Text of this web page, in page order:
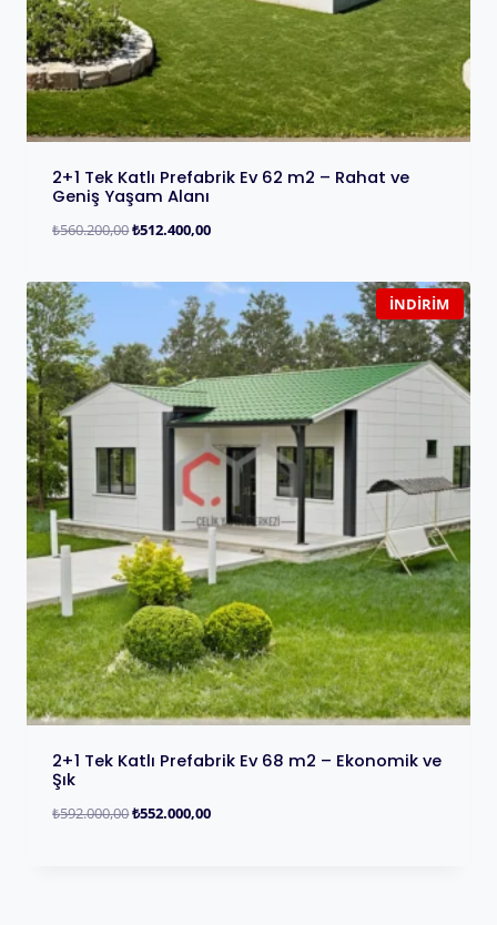
2+1 Tek Katlı Prefabrik Ev 62 m2 – Rahat ve
Geniş Yaşam Alanı
₺560.200,00₺512.400,00
İNDIRIM
2+1 Tek Katlı Prefabrik Ev 68 m2 – Ekonomik ve
Şık
₺592.000,00₺552.000,00